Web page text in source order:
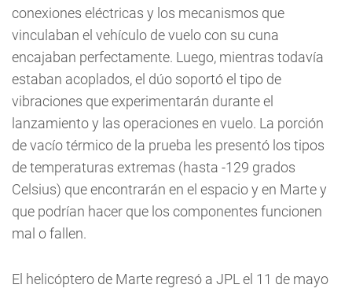
conexiones eléctricas y los mecanismos que
vinculaban el vehículo de vuelo con su cuna
encajaban perfectamente. Luego, mientras todavía
estaban acoplados, el dúo soportó el tipo de
vibraciones que experimentarán durante el
lanzamiento y las operaciones en vuelo. La porción
de vacío térmico de la prueba les presentó los tipos
de temperaturas extremas (hasta -129 grados
Celsius) que encontrarán en el espacio y en Marte y
que podrían hacer que los componentes funcionen
mal o fallen.
El helicóptero de Marte regresó a JPL el 11 de mayo